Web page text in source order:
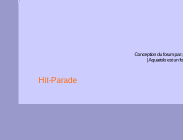
Conception du forum par:
| Aquariolo est un